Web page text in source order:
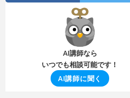
AI講師なら
いつでも相談可能です！
AI講師に聞く